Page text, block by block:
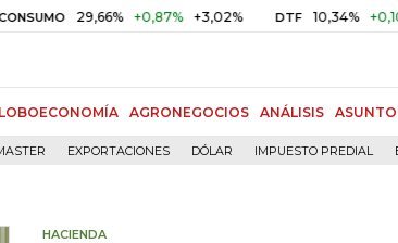
29,66% +0,87% +3,02% DTF 10,34% +0,10%
AGRONEGOCIOS ANÁLISIS
EXPORTACIONES DÓLAR IMPUESTO PREDIAL
HACIENDA